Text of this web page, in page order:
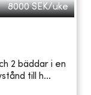
8000 SEK/uke
2 bäddar i en
till h...